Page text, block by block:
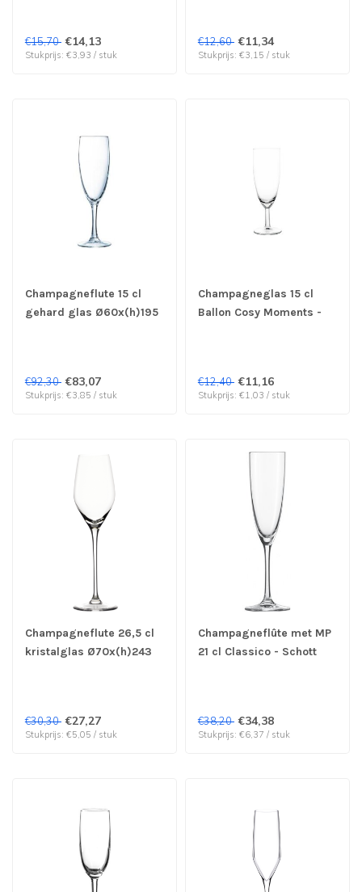
OUTLET !!
€15,70 €14,13
Stukprijs: €3,93 / stuk
€12,60 €11,34
Stukprijs: €3,15 / stuk
Champagneflute 15 cl
gehard glas Ø60x(h)195
€92,30 €83,07
Stukprijs: €3,85 / stuk
Champagneglas 15 cl
Ballon Cosy Moments -
€12,40 €11,16
Stukprijs: €1,03 / stuk
Champagneflute 26,5 cl
kristalglas Ø70x(h)243
€30,30 €27,27
Stukprijs: €5,05 / stuk
Champagneflûte met MP
21 cl Classico - Schott
€38,20 €34,38
Stukprijs: €6,37 / stuk